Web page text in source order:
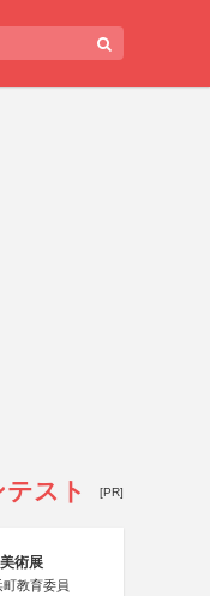
スト [PR]
術展
教育委員